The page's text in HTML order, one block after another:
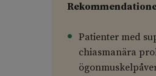
Patienter med
chiasmanära